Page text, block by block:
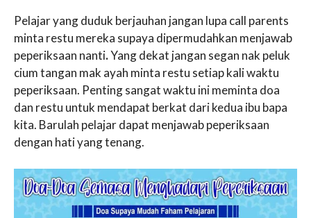
Pelajar yang duduk berjauhan jangan lupa call parents
minta restu mereka supaya dipermudahkan menjawab
peperiksaan nanti.Yang dekat jangan segan nak peluk
cium tangan mak ayah minta restu setiap kali waktu
peperiksaan. Penting sangat waktu ini meminta doa
dan restu untuk mendapat berkat dari kedua ibu bapa
kita. Barulah pelajar dapat menjawab peperiksaan
dengan hati yang tenang.